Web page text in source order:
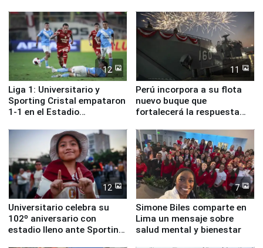
12
Liga 1: Universitario y
Sporting Cristal empataron
1-1 en el Estadio
11
Perú incorpora a su flota
nuevo buque que
fortalecerá la respuesta
12
Universitario celebra su
102º aniversario con
estadio lleno ante Sporting
7
Simone Biles comparte en
Lima un mensaje sobre
salud mental y bienestar